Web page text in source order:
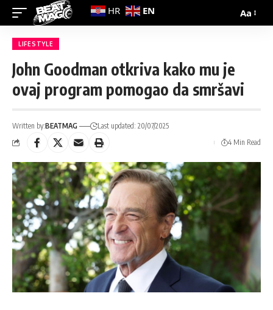
Aa
LIFESTYLE
John Goodman otkriva kako mu je
ovaj program pomogao da smršavi
Written by:BEATMAG
Last updated: 20/07/2025
4 Min Read
HR EN